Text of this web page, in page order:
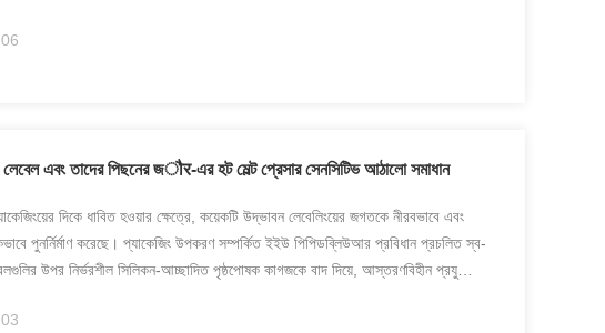
লেবেল এবং তাদের পিছনের জौर-এর হট মেল্ট প্রেসার সেনসিটিভ আঠালো সমাধান
দিকে ধাবিত হওয়ার ক্ষেত্রে, কয়েকটি উদ্ভাবন লেবেলিংয়ের জগতকে নীরবভাবে এবং
পুনর্নির্মাণ করেছে। প্যাকেজিং উপকরণ সম্পর্কিত ইইউ পিপিডব্লিউআর প্রবিধান প্রচলিত স্ব-
উপর নির্ভরশীল সিলিকন-আচ্ছাদিত পৃষ্ঠপোষক কাগজকে বাদ দিয়ে, আস্তরণবিহীন প্রযুক্তি